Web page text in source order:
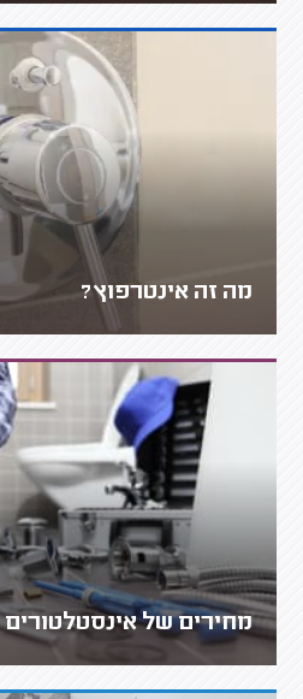
מה זה אינטרפוץ?
מחירים של אינסטלטורים